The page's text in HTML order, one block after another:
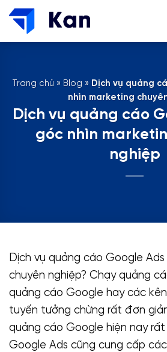
Bỏ
qua
nội
Trang chủ » Blog » Dịch vụ quảng
nhìn marketing
Dịch vụ quảng cáo
góc nhìn
nghiệp
Dịch vụ quảng cáo Google
chuyên nghiệp? Chạy quảng
quảng cáo Google hay các
tuyến tưởng chừng rất đơn
quảng cáo Google hiện nay
Google Ads cũng cung cấp